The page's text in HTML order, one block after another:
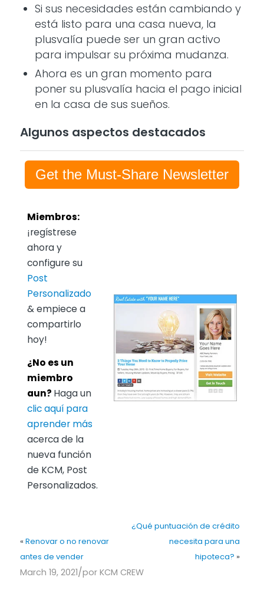
Si sus necesidades están cambiando y
está listo para una casa nueva, la
plusvalía puede ser un gran activo
para impulsar su próxima mudanza.
Ahora es un gran momento para
poner su plusvalía hacia el pago inicial
en la casa de sus sueños.
Algunos aspectos destacados
Get the Must-Share Newsletter
Miembros:
¡regístrese
ahora y
configure su
Post
Personalizado
& empiece a
compartirlo
hoy!
¿No es un
miembro
aun? Haga un
clic aquí para
aprender más
acerca de la
nueva función
de KCM, Post
Personalizados.
« Renovar o no renovar
antes de vender
¿Qué puntuación de crédito
necesita para una
hipoteca? »
March 19, 2021/por KCM CREW